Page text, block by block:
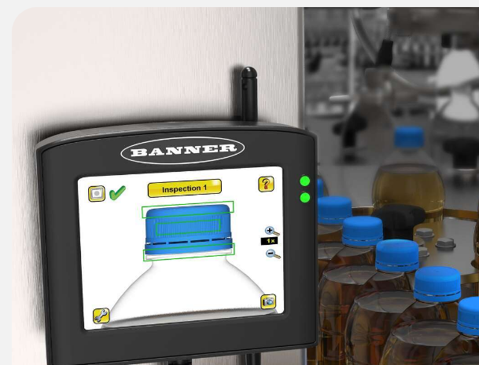
BARCODE & VISION
遠端 I/O
CONNECTIVITY
監測方案​
新產品
SNAP SIGNAL
配件
光電感測器
雷達感測器
槽型、標籤與區域檢測感測
器​
狀態監測感測器​
配件
轉換器​
連接線​
工業照明​
狀態指示​
量測與檢測​
品質管控​
車輛偵測​
預測性維護​
雷達應用​
前沿偵測
機器監控/整體設備效能
預防性維護
相關連結​
沖洗環境
IO-Link